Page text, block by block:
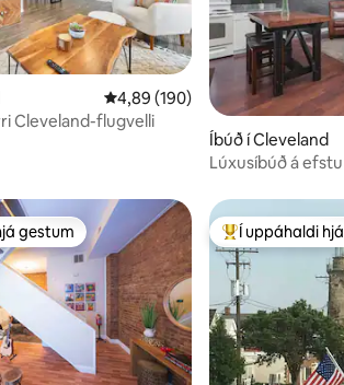
4,89 af 5 í meðaleinkunn, 190
4,89 (190)
Cleveland-flugvelli
Íbúð í Cleveland
Lúxusíbúð á
hjá gestum
gestum Í mestu
Í uppáhaldi